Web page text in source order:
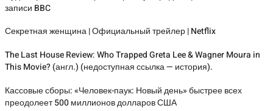
записи BBC
Секретная женщина | Официальный трейлер | Netflix
The Last House Review: Who Trapped Greta Lee & Wagner Moura in
This Movie? (англ.) (недоступная ссылка — история).
Кассовые сборы: «Человек-паук: Новый день» быстрее всех
преодолеет 500 миллионов долларов США